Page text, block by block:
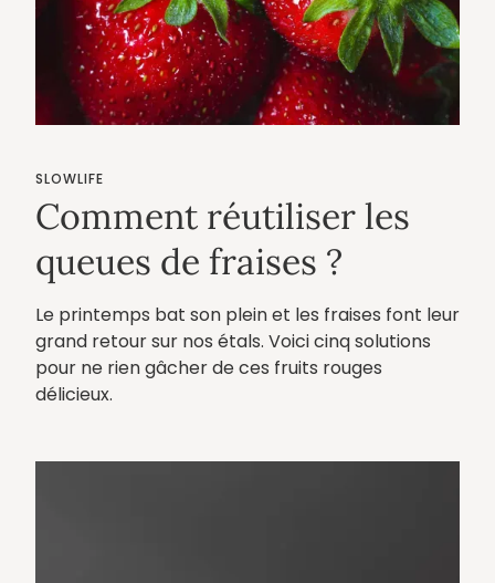
SLOWLIFE
Comment réutiliser les
queues de fraises ?
Le printemps bat son plein et les fraises font leur
grand retour sur nos étals. Voici cinq solutions
pour ne rien gâcher de ces fruits rouges
délicieux.